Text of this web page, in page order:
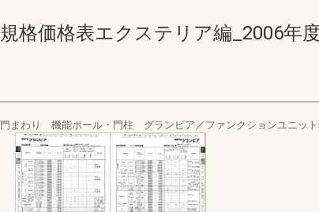
規格価格表エクステリア編_2006年
門まわり 機能ポール・門柱 グランビア／ファンクションユニット